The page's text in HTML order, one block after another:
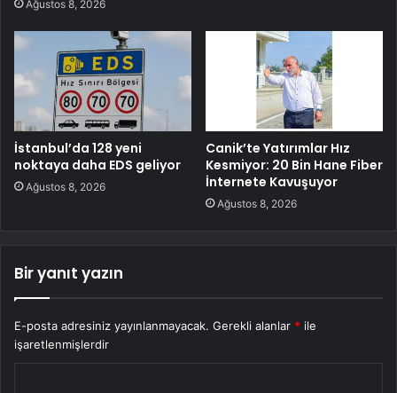
Ağustos 8, 2026
İstanbul’da 128 yeni
noktaya daha EDS geliyor
Ağustos 8, 2026
Canik’te Yatırımlar Hız
Kesmiyor: 20 Bin Hane Fiber
İnternete Kavuşuyor
Ağustos 8, 2026
Bir yanıt yazın
E-posta adresiniz yayınlanmayacak. Gerekli alanlar * ile
işaretlenmişlerdir